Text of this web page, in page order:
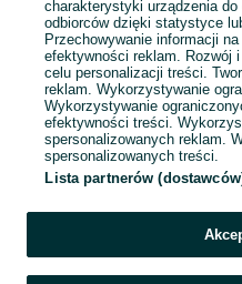
charakterystyki urządzenia
odbiorców dzięki statystyce
Przechowywanie informacji
efektywności reklam. Rozwój
celu personalizacji treści.
reklam. Wykorzystywanie
Wykorzystywanie
efektywności treści.
spersonalizowanych reklam.
spersonalizowanych treści.
Lista partnerów